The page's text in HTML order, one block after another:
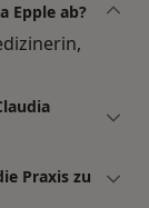
Epple ab?
Praxis zu